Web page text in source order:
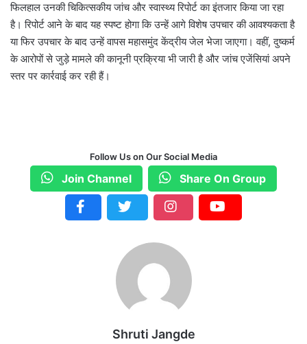
फिलहाल उनकी चिकित्सकीय जांच और स्वास्थ्य रिपोर्ट का इंतजार किया जा रहा
है। रिपोर्ट आने के बाद यह स्पष्ट होगा कि उन्हें आगे विशेष उपचार की आवश्यकता है
या फिर उपचार के बाद उन्हें वापस महासमुंद केंद्रीय जेल भेजा जाएगा। वहीं, दुष्कर्म
के आरोपों से जुड़े मामले की कानूनी प्रक्रिया भी जारी है और जांच एजेंसियां अपने
स्तर पर कार्रवाई कर रही हैं।
Follow Us on Our Social Media
Join Channel Share On Group
Shruti Jangde